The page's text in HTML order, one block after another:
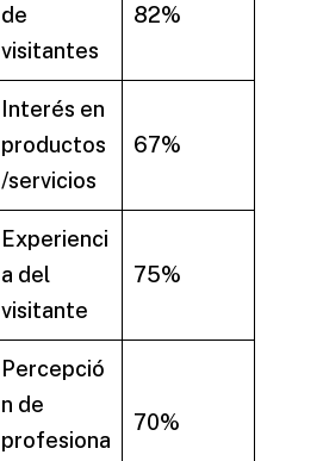
de
visitantes
82%
Interés en
productos
/servicios
67%
Experienci
a del
visitante
75%
Percepció
n de
profesiona
70%